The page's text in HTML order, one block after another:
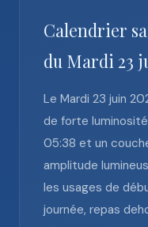
Calendrier
du Mardi 23
Le Mardi 23 juin
de forte
05:38 et un
amplitude
les usages de
journée, repas